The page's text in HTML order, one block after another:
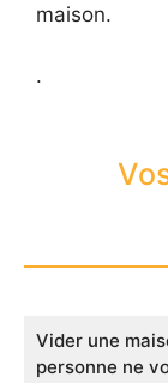
maison.
.
Vider une
personne ne